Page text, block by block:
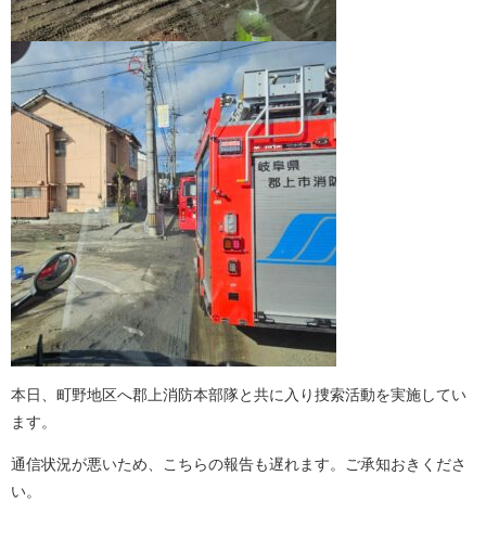
本日、町野地区へ郡上消防本部隊と共に入り捜索活動を実施してい
ます。
通信状況が悪いため、こちらの報告も遅れます。ご承知おきくださ
い。